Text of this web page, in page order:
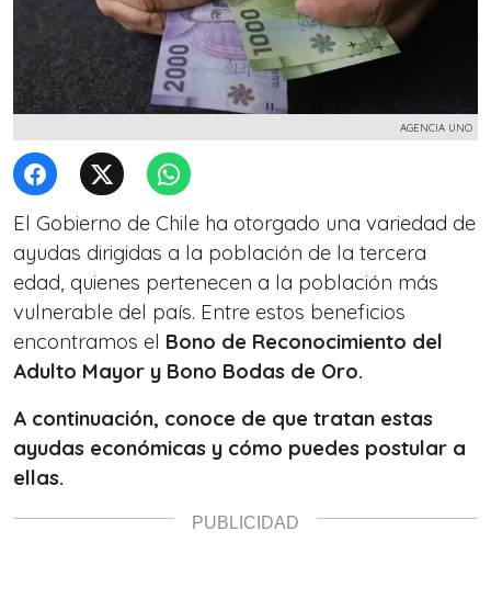
AGENCIA UNO
El Gobierno de Chile ha otorgado una variedad de
ayudas dirigidas a la población de la tercera
edad, quienes pertenecen a la población más
vulnerable del país. Entre estos beneficios
encontramos el Bono de Reconocimiento del
Adulto Mayor y Bono Bodas de Oro.
A continuación, conoce de que tratan estas
ayudas económicas y cómo puedes postular a
ellas.